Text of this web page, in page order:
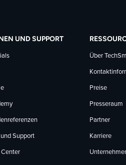
UND SUPPORT
Support
Center
Über
Preise
Presseraum
Partner
Karriere